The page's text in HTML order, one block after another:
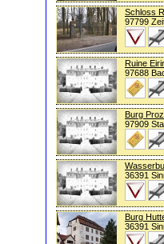
Schloss
97799
Ruine
97688
Burg
97909
36391
Burg
36391